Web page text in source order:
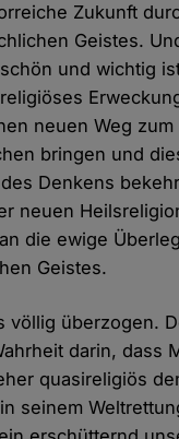
Zukunft
Geistes.
und wichtig
neuen Weg
bringen und
Denkens
neuen
die ewige
Geistes.
völlig überzogen.
darin, dass
quasireligiös
seinem